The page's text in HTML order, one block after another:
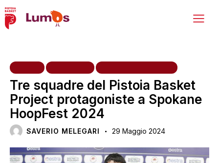
Tre squadre del Pistoia Basket
Project protagoniste a Spokane
HoopFest 2024
SAVERIO MELEGARI 29 Maggio 2024